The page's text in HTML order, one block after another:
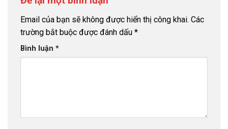
Email của bạn sẽ không được hiển thị công khai. Các
trường bắt buộc được đánh dấu *
Bình luận *